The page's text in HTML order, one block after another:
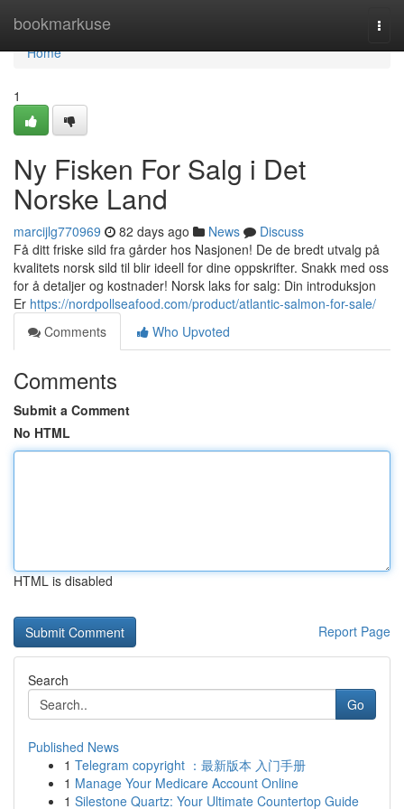
bookmarkuse
Home
Home
1
Ny Fisken For Salg i Det
Norske Land
marcijlg770969 82 days ago News
Discuss
Få ditt friske sild fra gårder hos Nasjonen! De de bredt utvalg på
kvalitets norsk sild til blir ideell for dine oppskrifter. Snakk med oss
for å detaljer og kostnader! Norsk laks for salg: Din introduksjon
Er https://nordpollseafood.com/product/atlantic-salmon-for-sale/
Comments
Who Upvoted
Comments
Submit a Comment
No HTML
HTML is disabled
Report Page
Search
Go
Published News
1 Telegram copyright ：最新版本 入门手册
1 Manage Your Medicare Account Online
1 Silestone Quartz: Your Ultimate Countertop Guide